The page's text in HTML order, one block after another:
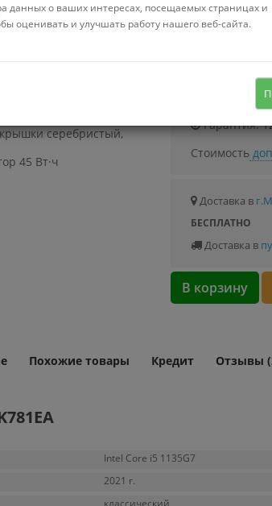
серебристый,
45 Вт·ч
Можно
Стоимость от
Узнать о
Гарантия:
Стоимость
Доставка в
БЕСПЛАТНО
Доставка в
В корзину
Похожие товары Кредит Отзывы
Intel Core i5 1135G7
2021 г.
классический
данных о ваших интересах, посещаемых страницах и
оценивать и улучшать работу нашего веб-сайта.